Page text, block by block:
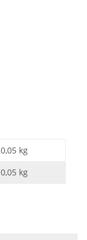
0,05 kg
0,05 kg